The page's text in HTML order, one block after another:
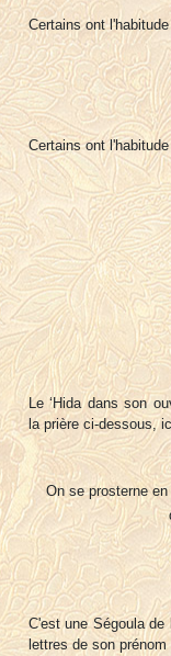
Certains ont
Certains ont
Le ‘Hida dans son
la prière ci-dessous,
On se prosterne
C'est une Ségoula
lettres de son prénom